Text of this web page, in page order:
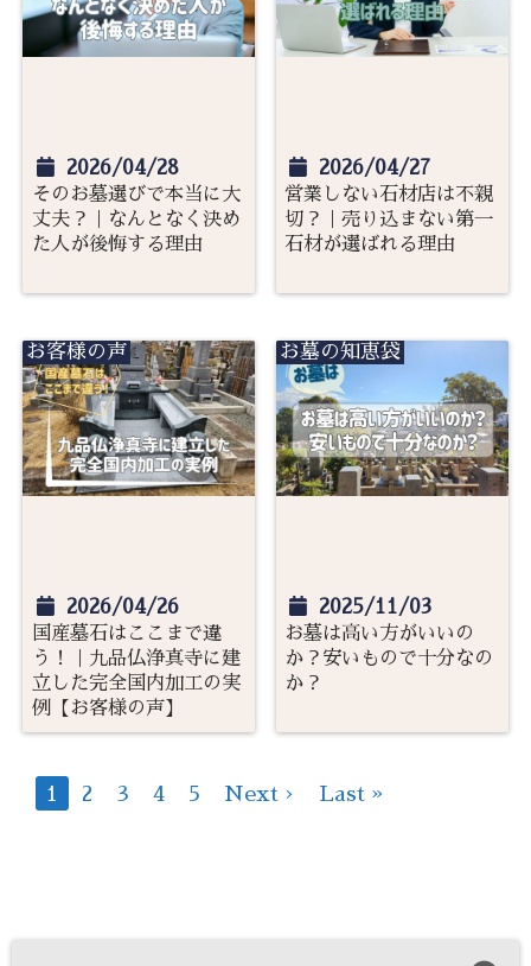
2026/04/28
そのお墓選びで本当に大
丈夫？｜なんとなく決め
た人が後悔する理由
2026/04/27
営業しない石材店は不親
切？｜売り込まない第一
石材が選ばれる理由
お客様の声
2026/04/26
国産墓石はここまで違
う！｜九品仏浄真寺に建
立した完全国内加工の実
例【お客様の声】
お墓の知恵袋
2025/11/03
お墓は高い方がいいの
か？安いもので十分なの
か？
1 2 3 4 5 Next › Last »